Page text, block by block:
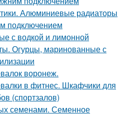
Алюминиевые радиаторы
подключением
с водкой и лимонной
Огурцы, маринованные с
воронеж.
в фитнес. Шкафчики для
(спортзалов)
семенами. Семенное